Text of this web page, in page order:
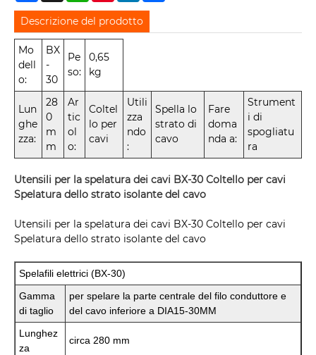
Descrizione del prodotto
Mo
dell
o:
BX
-
30
Pe
so:
0,65
kg
Lun
ghe
zza:
28
0
m
m
Ar
tic
ol
o:
Coltel
lo per
cavi
Utili
zza
ndo
:
Spella lo
strato di
cavo
Fare
doma
nda a:
Strument
i di
spogliatu
ra
Utensili per la spelatura dei cavi BX-30 Coltello per cavi
Spelatura dello strato isolante del cavo
Utensili per la spelatura dei cavi BX-30 Coltello per cavi
Spelatura dello strato isolante del cavo
Spelafili elettrici (BX-30)
Gamma
di taglio
per spelare la parte centrale del filo conduttore e
del cavo inferiore a DIA15-30MM
Lunghez
za
circa 280 mm